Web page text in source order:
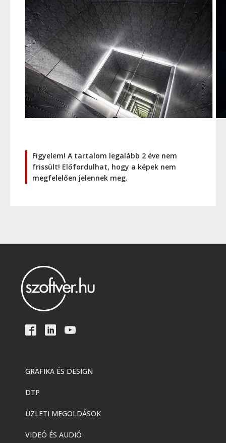
Figyelem! A tartalom legalább 2 éve nem
frissült! Előfordulhat, hogy a képek nem
megfelelően jelennek meg.
GRAFIKA ÉS DESIGN
DTP
ÜZLETI MEGOLDÁSOK
VIDEÓ ÉS AUDIÓ